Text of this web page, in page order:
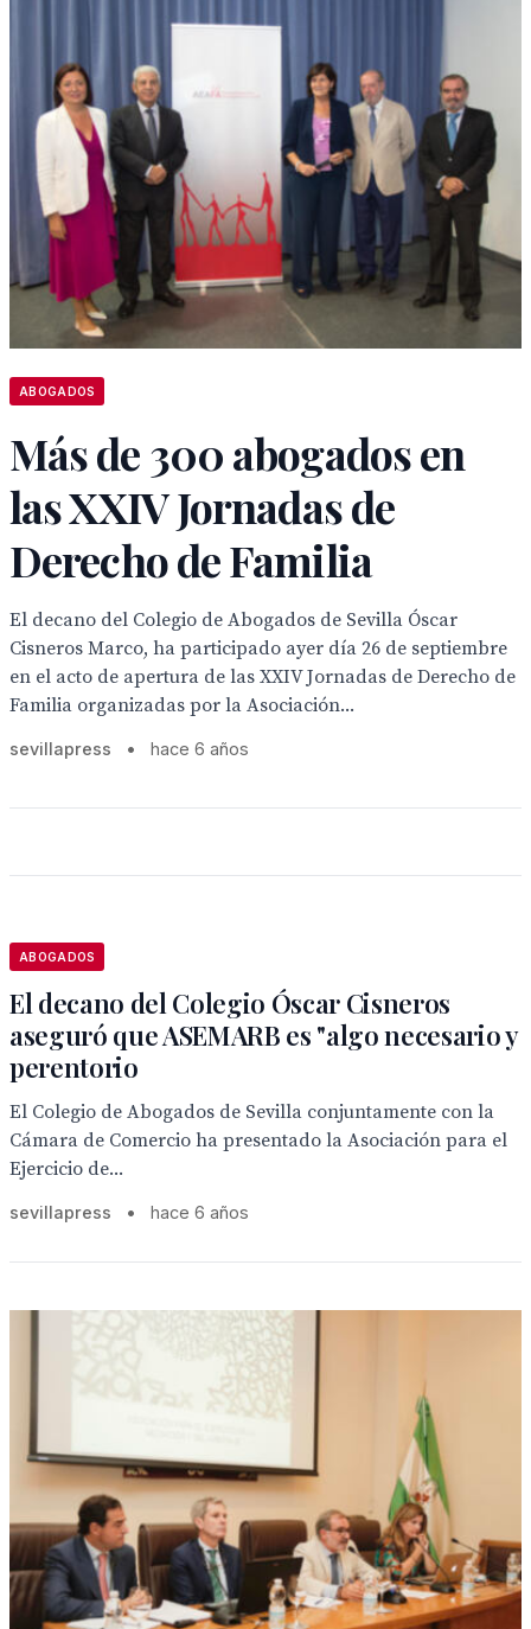
ABOGADOS
Más de 300 abogados en
las XXIV Jornadas de
Derecho de Familia
El decano del Colegio de Abogados de Sevilla Óscar
Cisneros Marco, ha participado ayer día 26 de septiembre
en el acto de apertura de las XXIV Jornadas de Derecho de
Familia organizadas por la Asociación...
sevillapress • hace 6 años
ABOGADOS
El decano del Colegio Óscar Cisneros
aseguró que ASEMARB es "algo necesario y
perentorio
El Colegio de Abogados de Sevilla conjuntamente con la
Cámara de Comercio ha presentado la Asociación para el
Ejercicio de...
sevillapress • hace 6 años